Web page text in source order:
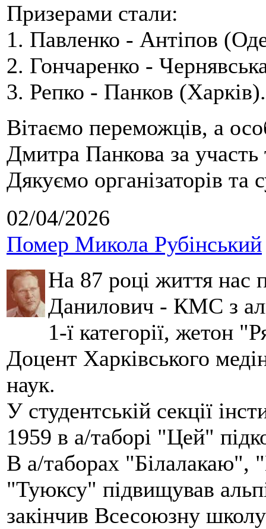
Призерами стали:
1. Павленко - Антіпов
2. Гончаренко -
3. Репко - Панков (Харків).
Вітаємо переможців, а
Дмитра Панкова за
Дякуємо організаторів та
02/04/2026
Помер Микола Рубінський
На 87 році життя нас
Данилович - КМС з
1-ї категорії, жетон
Доцент Харківського
наук.
У студентській секції
1959 в а/таборі "Цей"
В а/таборах "Білалакаю",
"Туюксу" підвищував
закінчив Всесоюзну